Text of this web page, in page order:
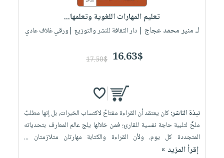
تعليم المهارات اللغوية وتعلمها...
لـ منير محمد عجاج | دار الثقافة للنشر والتوزيع |ورقي غلاف عادي
16.63$
17.50$
نبذة الناشر:كان يعتقد أن القراءة مفتاحٌ لاكتساب الخبرات، بل إنها مطلبٌ
ملحٌّ لتلبية حاجة نفسية للقارئ؛ فمن خلالها يلج عالم المعارف بتحدياته
المتجددة كل يوم، ولأن القراءة والكتابة مهارتان متلازمتان ...
إقرأ المزيد »